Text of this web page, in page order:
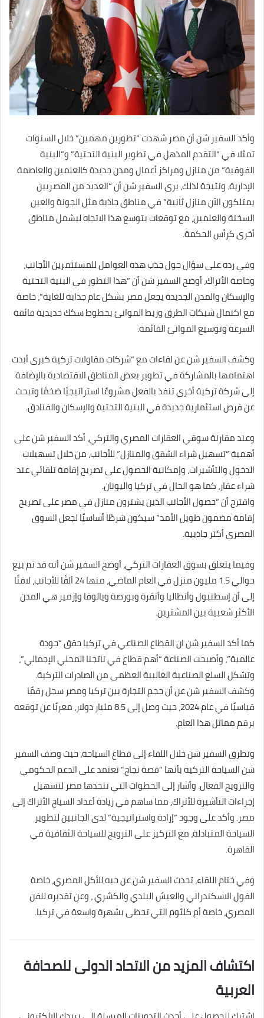
وأكد السفير شن أن مصر شهدت “تطورين مهمين” خلال السنوات
تمثلا في “التقدم المذهل في تطوير البنية التحتية” و”البنية
الفوقية” من منازل ومراكز أعمال ومدن جديدة كالعلمين والعاصمة
الإدارية. ونتيجة لذلك، يرى السفير شن أن “العديد من المصريين
يمتلكون الآن منازل ثانية” في مناطق جاذبة مثل الجونة والعين
السخنة والعلمين، مع توقعات بتوسع هذا الاتجاه ليشمل مناطق
أخرى كرأس الحكمة.
وفي رده على سؤال حول جذب هذه العوامل للمستثمرين الأجانب،
وخاصة الأتراك، أوضح السفير شن أن “هذا التطور في البنية التحتية
والإسكان والمدن الجديدة يجعل مصر بشكل عام جذابة للغاية”، خاصة
مع اكتمال شبكات الطرق وربط الموانئ بخطوط سكك حديدية فائقة
السرعة وتوسيع الموانئ القائمة.
وكشف السفير شن عن لقاءات مع “شركات مقاولات تركية كبرى أبدت
اهتمامها بالمشاركة في تطوير بعض المناطق الاقتصادية بالإضافة
إلى شركة تركية أخرى تنفذ بالفعل مشروعًا استراتيجيًا ضخمًا وتبحث
عن فرص استثمارية جديدة في البنية التحتية والإسكان والفنادق.
وعند مقارنة سوقي العقارات المصري والتركي، أكد السفير شن على
أهمية “تسهيل شراء الشقق والمنازل” للأجانب، من خلال تسهيلات
الدخول والتأشيرات، وإمكانية الحصول على تصريح إقامة تلقائي عند
شراء عقار، كما هو الحال في تركيا واليونان.
واقترح أن “حصول الأجانب الذين يشترون منازل في مصر على تصريح
إقامة مضمون طويل الأمد” سيكون شرطًا أساسيًا لجعل السوق
المصري أكثر جاذبية.
وفيما يتعلق بسوق العقارات التركي، أوضح السفير شن أنه قد تم بيع
حوالي 1.5 مليون منزل في العام الماضي، منها 24 ألفًا للأجانب، لافتًا
إلى أن إسطنبول وأنطاليا وأنقرة وبورصة ويالوفا وإزمير هي المدن
الأكثر شعبية بين المشترين.
كما أكد السفير شن ان القطاع الصناعي في تركيا حقق “جودة
عالمية”، وأصبحت الصناعة “أهم قطاع في ناتجنا المحلي الإجمالي”،
وتشكل السلع الصناعية الغالبية العظمى من الصادرات التركية.
وكشف السفير شن عن أن حجم التجارة بين تركيا ومصر سجل رقمًا
قياسيًا في عام 2024، حيث وصل إلى 8.5 مليار دولار، معربًا عن توقعه
برقم مماثل هذا العام.
وتطرق السفير شن خلال اللقاء إلى قطاع السياحة، حيث وصف السفير
شن السياحة التركية بأنها “قصة نجاح” تعتمد على الدعم الحكومي
والترويج الفعال. وأشار إلى الخطوات التي تتخذها مصر لتسهيل
إجراءات التأشيرة للأتراك، مما ساهم في زيادة أعداد السياح الأتراك إلى
مصر. وأكد على وجود “إرادة واستراتيجية” لدى الجانبين لتطوير
السياحة المتبادلة، مع التركيز على الترويج للسياحة الثقافية في
القاهرة.
وفي ختام اللقاء، تحدث السفير شن عن حبه للأكل المصري، خاصة
الفول الاسكندراني والعيش البلدي والكشري ، وعن تقديره للفن
المصري، خاصة أم كلثوم التي تحظى بشهرة واسعة في تركيا.
اكتشاف المزيد من الاتحاد الدولى للصحافة
العربية